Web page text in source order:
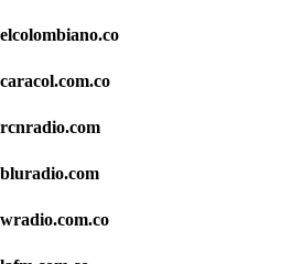
elcolombiano.co
caracol.com.co
rcnradio.com
bluradio.com
wradio.com.co